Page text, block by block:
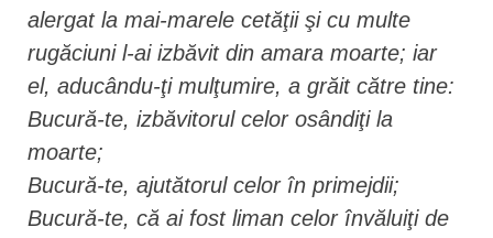
alergat la mai-marele cetăţii şi cu multe
rugăciuni l-ai izbăvit din amara moarte; iar
el, aducându-ţi mulţumire, a grăit către tine:
Bucură-te, izbăvitorul celor osândiţi la
moarte;
Bucură-te, ajutătorul celor în primejdii;
Bucură-te, că ai fost liman celor învăluiţi de